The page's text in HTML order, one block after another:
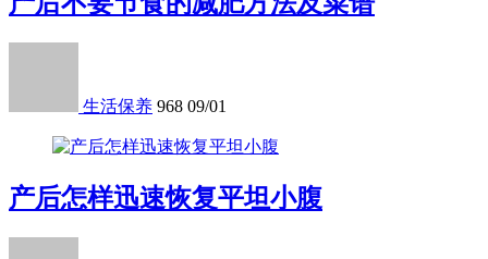
生活保养 968 09/01
产后怎样迅速恢复平坦小腹